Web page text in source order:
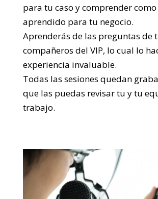
para tu caso y comprender
aprendido para tu negocio.
Aprenderás de las preguntas de
compañeros del VIP, lo cual lo
experiencia invaluable.
Todas las sesiones quedan
que las puedas revisar tu y tu
trabajo.